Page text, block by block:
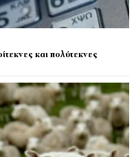
και πολύτεκνες